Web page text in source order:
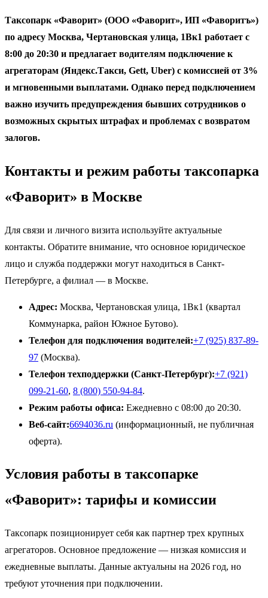
Таксопарк «Фаворит» (ООО «Фаворит», ИП «Фаворитъ»)
по адресу Москва, Чертановская улица, 1Вк1 работает с
8:00 до 20:30 и предлагает водителям подключение к
агрегаторам (Яндекс.Такси, Gett, Uber) с комиссией от 3%
и мгновенными выплатами. Однако перед подключением
важно изучить предупреждения бывших сотрудников о
возможных скрытых штрафах и проблемах с возвратом
залогов.
Контакты и режим работы таксопарка
«Фаворит» в Москве
Для связи и личного визита используйте актуальные
контакты. Обратите внимание, что основное юридическое
лицо и служба поддержки могут находиться в Санкт-
Петербурге, а филиал — в Москве.
Адрес: Москва, Чертановская улица, 1Вк1 (квартал
Коммунарка, район Южное Бутово).
Телефон для подключения водителей:+7 (925) 837-89-
97 (Москва).
Телефон техподдержки (Санкт-Петербург):+7 (921)
099-21-60, 8 (800) 550-94-84.
Режим работы офиса: Ежедневно с 08:00 до 20:30.
Веб-сайт:6694036.ru (информационный, не публичная
оферта).
Условия работы в таксопарке
«Фаворит»: тарифы и комиссии
Таксопарк позиционирует себя как партнер трех крупных
агрегаторов. Основное предложение — низкая комиссия и
ежедневные выплаты. Данные актуальны на 2026 год, но
требуют уточнения при подключении.